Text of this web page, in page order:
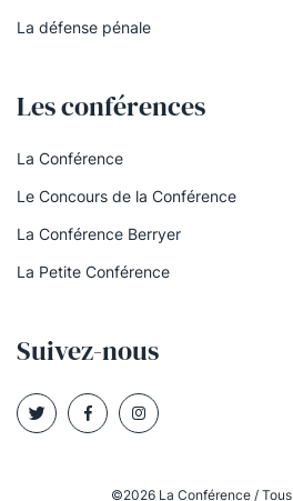
La défense pénale
Les conférences
La Conférence
Le Concours de la Conférence
La Conférence Berryer
La Petite Conférence
Suivez-nous
©2026 La Conférence /